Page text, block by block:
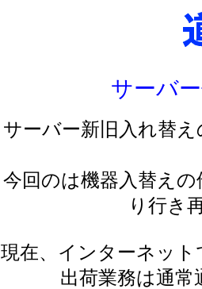
サーバ
サーバー新旧入れ替
今回のは機器入替え
り行き
現在、インターネッ
出荷業務は通